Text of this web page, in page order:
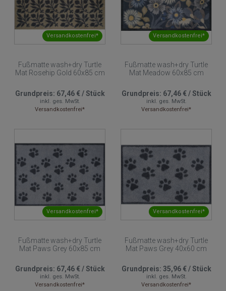
Versandkostenfrei*
Fußmatte wash+dry Turtle
Mat Rosehip Gold 60x85 cm
Grundpreis: 67,46 €/Stück
inkl. ges. MwSt.
Versandkostenfrei*
Versandkostenfrei*
Fußmatte wash+dry Turtle
Mat Meadow 60x85 cm
Grundpreis: 67,46 €/Stück
inkl. ges. MwSt.
Versandkostenfrei*
Versandkostenfrei*
Fußmatte wash+dry Turtle
Mat Paws Grey 60x85 cm
Grundpreis: 67,46 €/Stück
inkl. ges. MwSt.
Versandkostenfrei*
Versandkostenfrei*
Fußmatte wash+dry Turtle
Mat Paws Grey 40x60 cm
Grundpreis: 35,96 €/Stück
inkl. ges. MwSt.
Versandkostenfrei*